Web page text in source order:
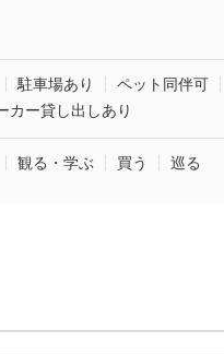
駐車場あり ペット同伴可
カー貸し出しあり
観る・学ぶ 買う 巡る